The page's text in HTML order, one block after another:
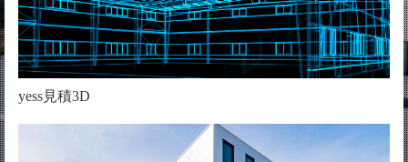
yess見積3D